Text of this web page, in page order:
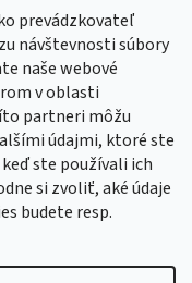
prevádzkovateľ
návštevnosti súbory
naše webové
v oblasti
partneri môžu
údajmi, ktoré ste
ste používali ich
si zvoliť, aké údaje
budete resp.
osobných